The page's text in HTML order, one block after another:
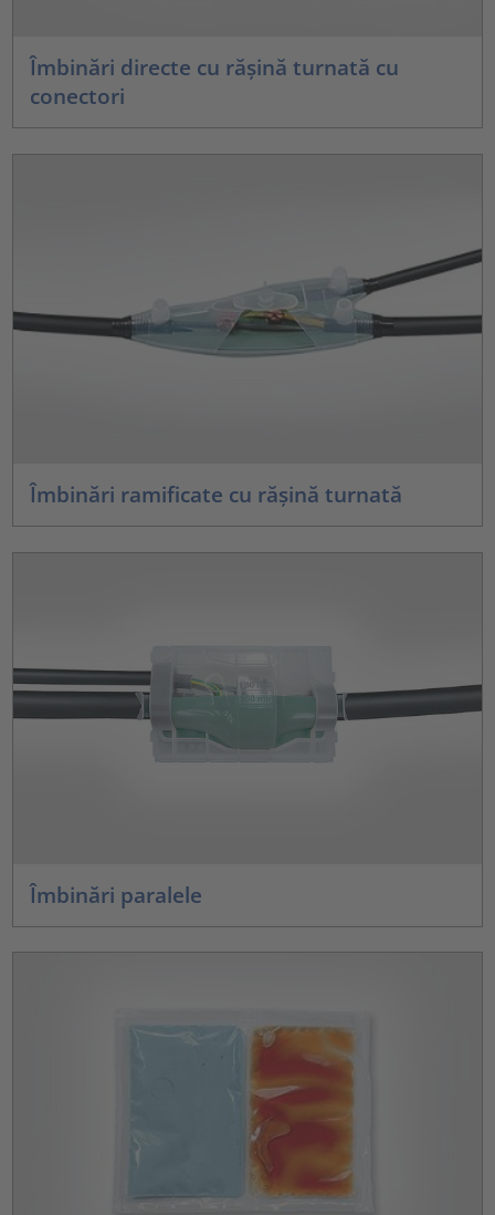
Îmbinări directe cu rășină turnată cu
conectori
Îmbinări ramificate cu rășină turnată
Îmbinări paralele